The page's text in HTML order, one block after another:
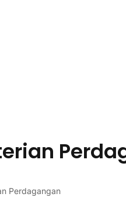
Perdagangan